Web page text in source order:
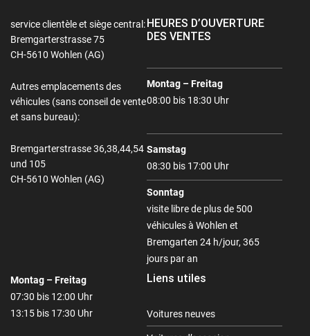
service clientèle et siège central:
Bremgarterstrasse 75
CH-5610 Wohlen (AG)
Autres emplacements des
véhicules (sans conseil de vente
et sans bureau):
Bremgarterstrasse 36,38,44,54
und 105
CH-5610 Wohlen (AG)
HEURES D’OUVERTURE
DES VENTES
Montag – Freitag
08:00 bis 18:30 Uhr
Samstag
08:30 bis 17:00 Uhr
Sonntag
visite libre de plus de 500
véhicules à Wohlen et
Bremgarten 24 h/jour, 365
jours par an
Montag – Freitag
07:30 bis 12:00 Uhr
13:15 bis 17:30 Uhr
Liens utiles
Voitures neuves